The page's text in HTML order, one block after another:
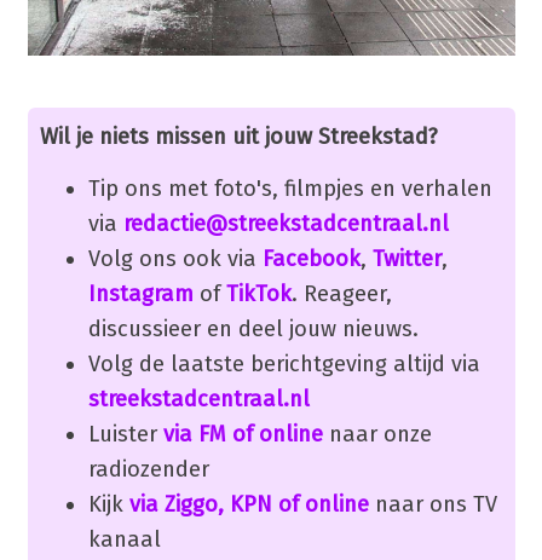
Wil je niets missen uit jouw Streekstad?
Tip ons met foto's, filmpjes en verhalen
via redactie@streekstadcentraal.nl
Volg ons ook via Facebook, Twitter,
Instagram ofTikTok. Reageer,
discussieer en deel jouw nieuws.
Volg de laatste berichtgeving altijd via
streekstadcentraal.nl
Luister via FM of onlinenaar onze
radiozender
Kijk via Ziggo, KPN of onlinenaar ons TV
kanaal